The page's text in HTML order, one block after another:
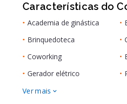
Características do
• Academia de ginástica •
• Brinquedoteca •
• Coworking •
• Gerador elétrico •
Ver mais